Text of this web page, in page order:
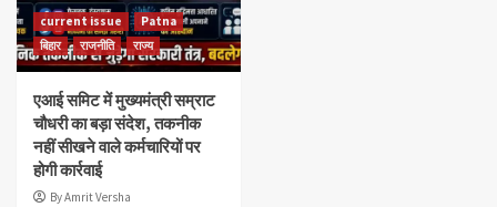
current issue
Patna
बिहार
राजनीति राज्य
एआई समिट में मुख्यमंत्री सम्राट
चौधरी का बड़ा संदेश, तकनीक
नहीं सीखने वाले कर्मचारियों पर
होगी कार्रवाई
By Amrit Versha